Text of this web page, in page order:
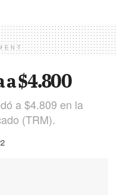
$4.800
a $4.809 en la
(TRM).